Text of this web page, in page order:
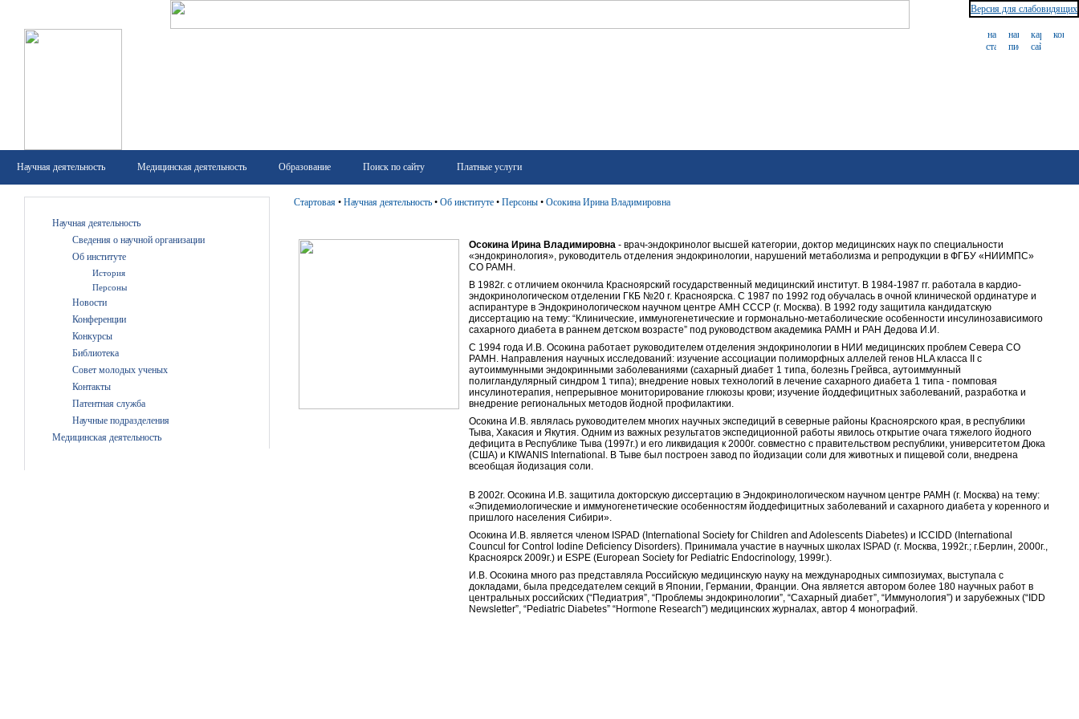
Версия для слабовидящих
Научная деятельность Медицинская деятельность Образование Поиск по сайту Платные услуги
Научная деятельность
Сведения о научной организации
Об институте
История
Персоны
Новости
Конференции
Конкурсы
Библиотека
Совет молодых ученых
Контакты
Патентная служба
Научные подразделения
Медицинская деятельность
Стартовая • Научная деятельность • Об институте • Персоны • Осокина Ирина Владимировна
Осокина Ирина Владимировна - врач-эндокринолог высшей категории, доктор медицинских наук по специальности
«эндокринология», руководитель отделения эндокринологии, нарушений метаболизма и репродукции в ФГБУ «НИИМПС»
СО РАМН.
В 1982г. с отличием окончила Красноярский государственный медицинский институт. В 1984-1987 гг. работала в кардио-
эндокринологическом отделении ГКБ №20 г. Красноярска. С 1987 по 1992 год обучалась в очной клинической ординатуре и
аспирантуре в Эндокринологическом научном центре АМН СССР (г. Москва). В 1992 году защитила кандидатскую
диссертацию на тему: “Клинические, иммуногенетические и гормонально-метаболические особенности инсулинозависимого
сахарного диабета в раннем детском возрасте” под руководством академика РАМН и РАН Дедова И.И.
С 1994 года И.В. Осокина работает руководителем отделения эндокринологии в НИИ медицинских проблем Севера СО
РАМН. Направления научных исследований: изучение ассоциации полиморфных аллелей генов HLA класса II с
аутоиммунными эндокринными заболеваниями (сахарный диабет 1 типа, болезнь Грейвса, аутоиммунный
полигландулярный синдром 1 типа); внедрение новых технологий в лечение сахарного диабета 1 типа - помповая
инсулинотерапия, непрерывное мониторирование глюкозы крови; изучение йоддефицитных заболеваний, разработка и
внедрение региональных методов йодной профилактики.
Осокина И.В. являлась руководителем многих научных экспедиций в северные районы Красноярского края, в республики
Тыва, Хакасия и Якутия. Одним из важных результатов экспедиционной работы явилось открытие очага тяжелого йодного
дефицита в Республике Тыва (1997г.) и его ликвидация к 2000г. совместно с правительством республики, университетом Дюка
(США) и KIWANIS International. В Тыве был построен завод по йодизации соли для животных и пищевой соли, внедрена
всеобщая йодизация соли.
В 2002г. Осокина И.В. защитила докторскую диссертацию в Эндокринологическом научном центре РАМН (г. Москва) на тему:
«Эпидемиологические и иммуногенетические особенностям йоддефицитных заболеваний и сахарного диабета у коренного и
пришлого населения Сибири».
Осокина И.В. является членом ISPAD (International Society for Children and Adolescents Diabetes) и ICCIDD (International
Councul for Control Iodine Deficiency Disorders). Принимала участие в научных школах ISPAD (г. Москва, 1992г.; г.Берлин, 2000г.,
Красноярск 2009г.) и ESPE (European Society for Pediatric Endocrinology, 1999г.).
И.В. Осокина много раз представляла Российскую медицинскую науку на международных симпозиумах, выступала с
докладами, была председателем секций в Японии, Германии, Франции. Она является автором более 180 научных работ в
центральных российских (“Педиатрия”, “Проблемы эндокринологии”, “Сахарный диабет”, “Иммунология”) и зарубежных (“IDD
Newsletter”, “Pediatric Diabetes” “Hormone Research”) медицинских журналах, автор 4 монографий.